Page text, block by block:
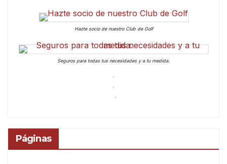
Hazte socio de nuestro Club de Golf
Seguros para todas tus necesidades y a tu medida.
Páginas